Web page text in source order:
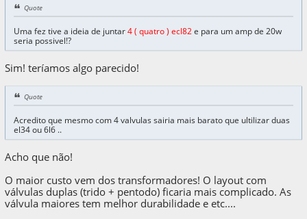
Quote
Uma fez tive a ideia de juntar 4 ( quatro ) ecl82 e para um amp de 20w
seria possivel!?
Sim! teríamos algo parecido!
Quote
Acredito que mesmo com 4 valvulas sairia mais barato que ultilizar duas
el34 ou 6l6 ..
Acho que não!
O maior custo vem dos transformadores! O layout com
válvulas duplas (trido + pentodo) ficaria mais complicado. As
válvula maiores tem melhor durabilidade e etc....